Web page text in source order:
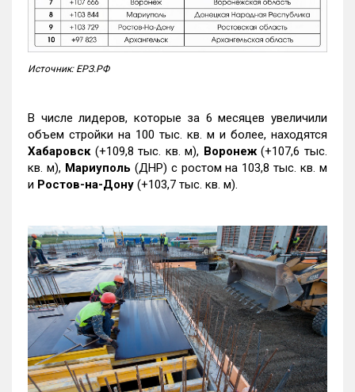
Источник: ЕРЗ.РФ
В числе лидеров, которые за 6 месяцев увеличили
объем стройки на 100 тыс. кв. м и более, находятся
Хабаровск (+109,8 тыс. кв. м), Воронеж(+107,6 тыс.
кв. м), Мариуполь (ДНР) с ростом на 103,8 тыс. кв. м
и Ростов-на-Дону (+103,7 тыс. кв. м).